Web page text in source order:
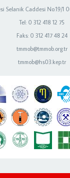
Selanik Caddesi No:19/1
Tel: 0 312 418 12 75
Faks: 0 312 417 48 24
tmmob@tmmob.org.tr
tmmob@hs03.kep.tr